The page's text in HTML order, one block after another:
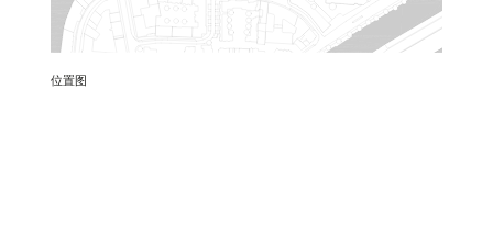
位置图